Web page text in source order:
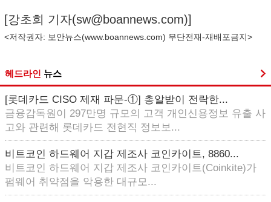
[강초희 기자(sw@boannews.com)]
<저작권자: 보안뉴스(www.boannews.com) 무단전재-재배포금지>
헤드라인 뉴스
[롯데카드 CISO 제재 파문-①] 총알받이 전락한...
금융감독원이 297만명 규모의 고객 개인신용정보 유출 사
고와 관련해 롯데카드 전현직 정보보...
비트코인 하드웨어 지갑 제조사 코인카이트, 8860...
비트코인 하드웨어 지갑 제조사 코인카이트(Coinkite)가
펌웨어 취약점을 악용한 대규모...